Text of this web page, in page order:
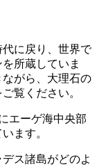
に戻り、世界で
所蔵していま
がら、大理石の
覧ください。
エーゲ海中央部
ます。
ス諸島がどのよ